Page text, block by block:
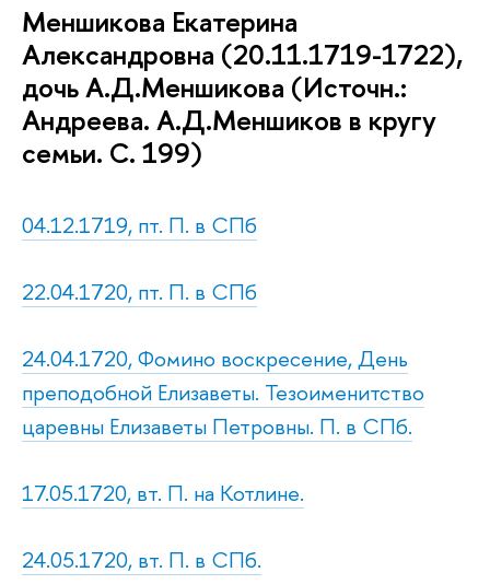
Меншикова Екатерина
Александровна (20.11.1719-1722),
дочь А.Д.Меншикова (Источн.:
Андреева. А.Д.Меншиков в кругу
семьи. С. 199)
04.12.1719, пт. П. в СПб
22.04.1720, пт. П. в СПб
24.04.1720, Фомино воскресение, День
преподобной Елизаветы. Тезоименитство
царевны Елизаветы Петровны. П. в СПб.
17.05.1720, вт. П. на Котлине.
24.05.1720, вт. П. в СПб.